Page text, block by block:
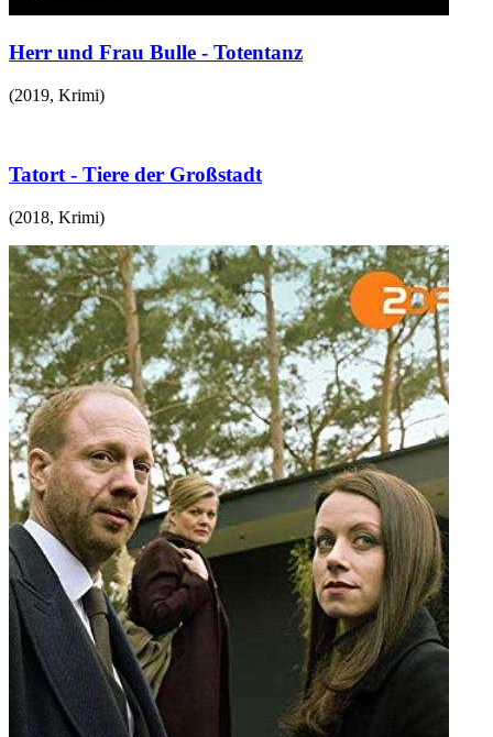
Herr und Frau Bulle - Totentanz
(2019, Krimi)
Tatort - Tiere der Großstadt
(2018, Krimi)